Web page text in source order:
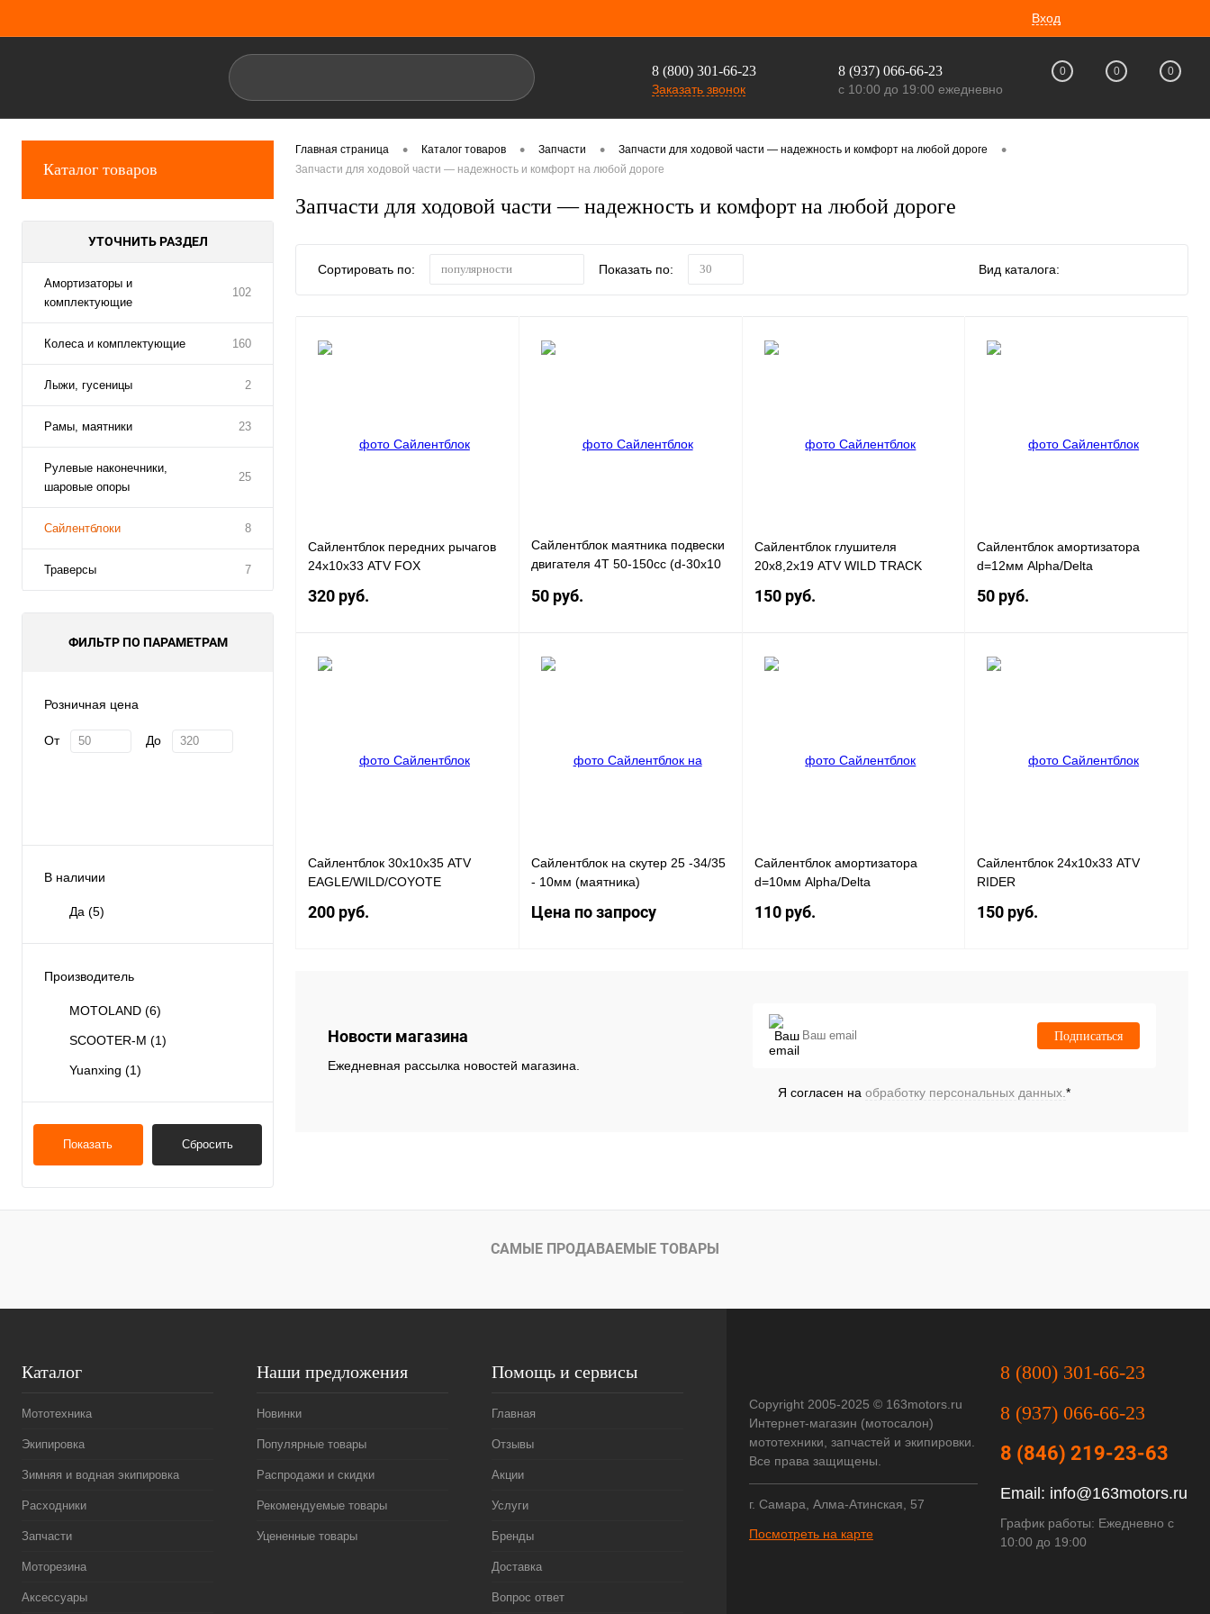
Вход
8 (800) 301-66-23
Заказать звонок
8 (937) 066-66-23
с 10:00 до 19:00 ежедневно
0 0 0
Каталог товаров
УТОЧНИТЬ РАЗДЕЛ
Амортизаторы и
комплектующие
102
Колеса и комплектующие 160
Лыжи, гусеницы 2
Рамы, маятники 23
Рулевые наконечники,
шаровые опоры
25
Сайлентблоки 8
Траверсы 7
ФИЛЬТР ПО ПАРАМЕТРАМ
Розничная цена
От До
В наличии
Да (5)
Производитель
MOTOLAND (6)
SCOOTER-M (1)
Yuanxing (1)
Показать Сбросить
Главная страница • Каталог товаров • Запчасти • Запчасти для ходовой части — надежность и комфорт на любой дороге •
Запчасти для ходовой части — надежность и комфорт на любой дороге
Запчасти для ходовой части — надежность и комфорт на любой дороге
Сортировать по: популярности Показать по: 30 Вид каталога:
Сайлентблок передних рычагов
24х10х33 ATV FOX
320 руб.
наличии
Сайлентблок маятника подвески
двигателя 4T 50-150сс (d-30x10
50 руб.
наличии
Сайлентблок глушителя
20х8,2х19 ATV WILD TRACK
150 руб.
наличии
Сайлентблок амортизатора
d=12мм Alpha/Delta
50 руб.
наличии
Сайлентблок 30х10х35 ATV
EAGLE/WILD/COYOTE
200 руб.
Купить в 1 клик К сравнению
В избранное
В
Сайлентблок на скутер 25 -34/35
- 10мм (маятника)
Цена по запросу
В избранное
Сайлентблок амортизатора
d=10мм Alpha/Delta
110 руб.
Купить в 1 клик
Сайлентблок 24х10х33 ATV
RIDER
150 руб.
Купить в 1 клик К сравнению
Новости магазина
Ежедневная рассылка новостей магазина.
Подписаться
Я согласен на обработку персональных данных. *
САМЫЕ ПРОДАВАЕМЫЕ ТОВАРЫ
Каталог
Мототехника
Экипировка
Зимняя и водная экипировка
Расходники
Запчасти
Моторезина
Аксессуары
Наши предложения
Новинки
Популярные товары
Распродажи и скидки
Рекомендуемые товары
Уцененные товары
Помощь и сервисы
Главная
Отзывы
Акции
Услуги
Бренды
Доставка
Вопрос ответ
Copyright 2005-2025 © 163motors.ru
Интернет-магазин (мотосалон)
мототехники, запчастей и экипировки.
Все права защищены.
г. Самара, Алма-Атинская, 57
Посмотреть на карте
8 (800) 301-66-23
8 (937) 066-66-23
8 (846) 219-23-63
Email: info@163motors.ru
График работы: Ежедневно с
10:00 до 19:00